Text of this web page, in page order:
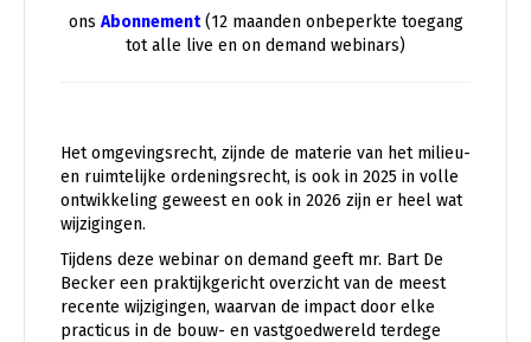
ons Abonnement(12 maanden onbeperkte toegang
tot alle live en on demand webinars)
Het omgevingsrecht, zijnde de materie van het milieu-
en ruimtelijke ordeningsrecht, is ook in 2025 in volle
ontwikkeling geweest en ook in 2026 zijn er heel wat
wijzigingen.
Tijdens deze webinar on demand geeft mr. Bart De
Becker een praktijkgericht overzicht van de meest
recente wijzigingen, waarvan de impact door elke
practicus in de bouw- en vastgoedwereld terdege